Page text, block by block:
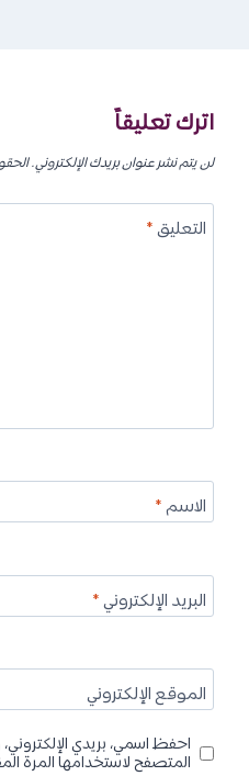
اترك تعليقاً
لن يتم نشر عنوان بريدك الإلكتروني.
التعليق*
الاسم*
البريد الإلكتروني*
الموقع الإلكتروني
احفظ اسمي، بريدي
المتصفح لاستخدامها المرة